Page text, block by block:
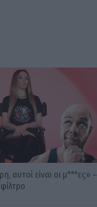
αυτοί είναι οι μ***ες» –